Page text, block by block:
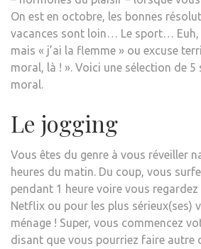
On est en octobre, les bonnes
vacances sont loin… Le sport… Euh,
mais « j’ai la flemme » ou excuse
moral, là ! ». Voici une sélection de
moral.
Le jogging
Vous êtes du genre à vous réveiller
heures du matin. Du coup, vous
pendant 1 heure voire vous
Netflix ou pour les plus sérieux(ses)
ménage ! Super, vous commencez
disant que vous pourriez faire autre